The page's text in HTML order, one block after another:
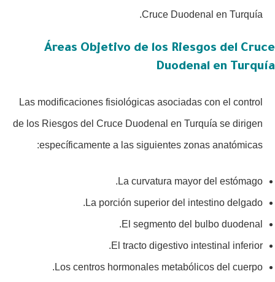
Cruce Duodenal en Turquía.
Áreas Objetivo de los Riesgos del Cruce
Duodenal en Turquía
Las modificaciones fisiológicas asociadas con el control
de los Riesgos del Cruce Duodenal en Turquía se dirigen
específicamente a las siguientes zonas anatómicas:
La curvatura mayor del estómago.
La porción superior del intestino delgado.
El segmento del bulbo duodenal.
El tracto digestivo intestinal inferior.
Los centros hormonales metabólicos del cuerpo.